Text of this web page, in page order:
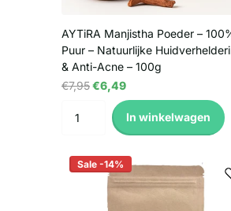
AYTiRA Manjistha Poeder –
Puur – Natuurlijke
& Anti-Acne – 100g
€7,95€6,49
In winkelwagen
Sale -14%